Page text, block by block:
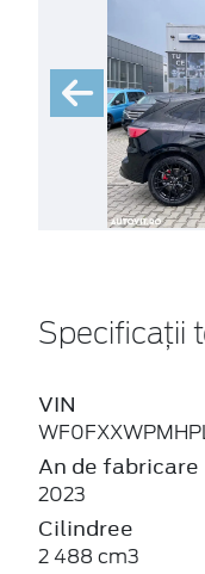
Specificații
VIN
An de fabricare
2023
Cilindree
2 488 cm3